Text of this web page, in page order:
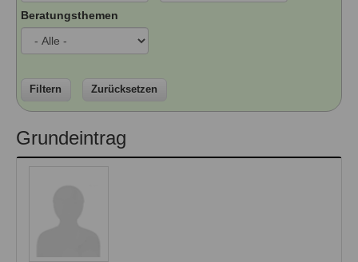
Qualitätssicherung
Qualität unserer Therapeuten
Familienthemen
Veranstaltungen
Seminare und Kurse
Fortbildungen
Ausbildungsinstitute
Information über Qualifikation
Liste der Fachverbände
Sitemap
Links
Formular zur Registrierung
Beratungsthemen
Filtern Zurücksetzen
Grundeintrag